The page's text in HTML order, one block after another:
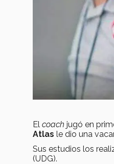
El coach jugó en
Atlas le dio una
Sus estudios los
(UDG).